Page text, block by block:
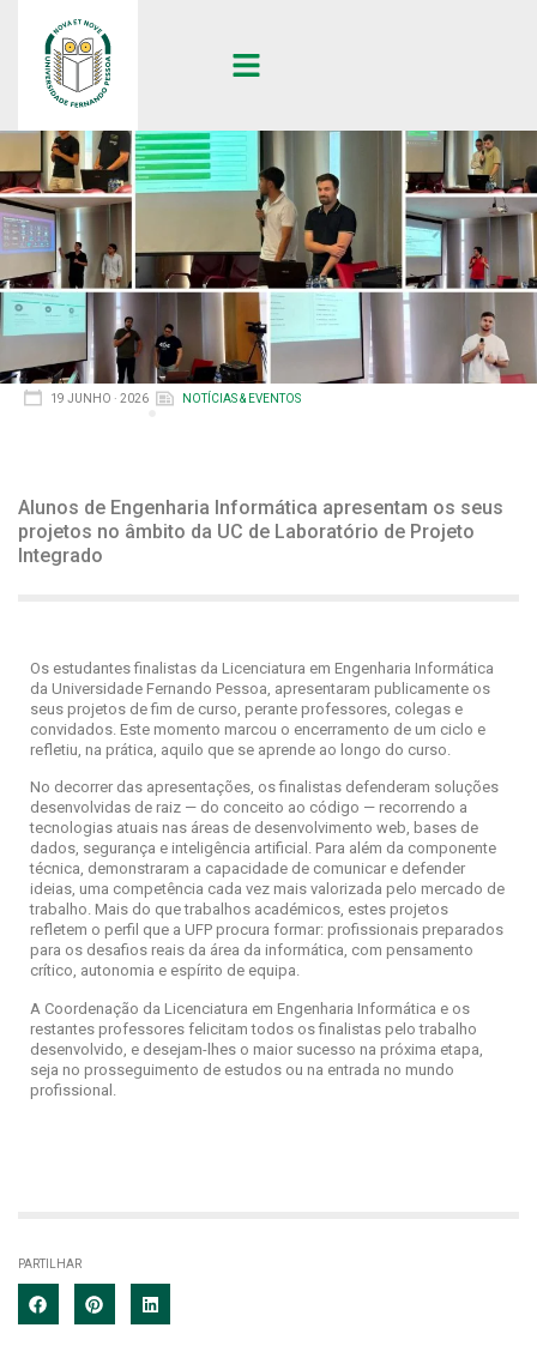
19 JUNHO · 2026 NOTÍCIAS & EVENTOS
Alunos de Engenharia Informática apresentam os seus
projetos no âmbito da UC de Laboratório de Projeto
Integrado
Os estudantes finalistas da Licenciatura em Engenharia Informática
da Universidade Fernando Pessoa, apresentaram publicamente os
seus projetos de fim de curso, perante professores, colegas e
convidados. Este momento marcou o encerramento de um ciclo e
refletiu, na prática, aquilo que se aprende ao longo do curso.
No decorrer das apresentações, os finalistas defenderam soluções
desenvolvidas de raiz — do conceito ao código — recorrendo a
tecnologias atuais nas áreas de desenvolvimento web, bases de
dados, segurança e inteligência artificial. Para além da componente
técnica, demonstraram a capacidade de comunicar e defender
ideias, uma competência cada vez mais valorizada pelo mercado de
trabalho. Mais do que trabalhos académicos, estes projetos
refletem o perfil que a UFP procura formar: profissionais preparados
para os desafios reais da área da informática, com pensamento
crítico, autonomia e espírito de equipa.
A Coordenação da Licenciatura em Engenharia Informática e os
restantes professores felicitam todos os finalistas pelo trabalho
desenvolvido, e desejam-lhes o maior sucesso na próxima etapa,
seja no prosseguimento de estudos ou na entrada no mundo
profissional.
PARTILHAR